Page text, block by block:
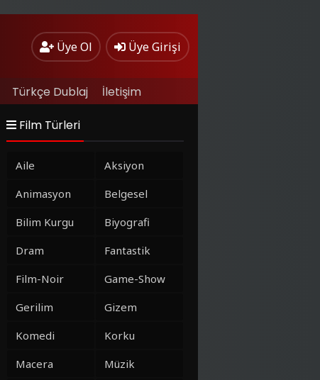
Üye Ol Üye Girişi
Türkçe Dublaj İletişim
Film Türleri
Aile
Aksiyon
Animasyon
Belgesel
Bilim Kurgu
Biyografi
Dram
Fantastik
Film-Noir
Game-Show
Gerilim
Gizem
Komedi
Korku
Macera
Müzik